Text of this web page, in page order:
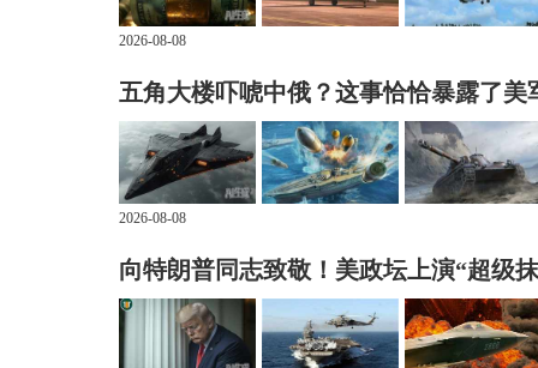
2026-08-08
五角大楼吓唬中俄？这事恰恰暴露了美
2026-08-08
向特朗普同志致敬！美政坛上演“超级